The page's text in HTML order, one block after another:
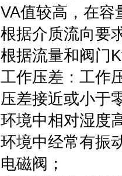
VA值较高，在容
根据介质流向要
根据流量和阀门
工作压差：工作
压差接近或小于
环境中相对湿度
环境中经常有振
电磁阀；